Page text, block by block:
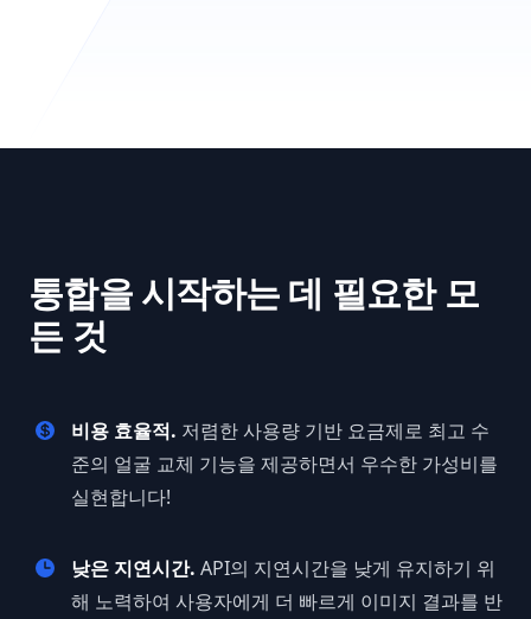
통합을 시작하는 데 필요한 모
든 것
비용 효율적. 저렴한 사용량 기반 요금제로 최고 수
준의 얼굴 교체 기능을 제공하면서 우수한 가성비를
실현합니다!
낮은 지연시간. API의 지연시간을 낮게 유지하기 위
해 노력하여 사용자에게 더 빠르게 이미지 결과를 반